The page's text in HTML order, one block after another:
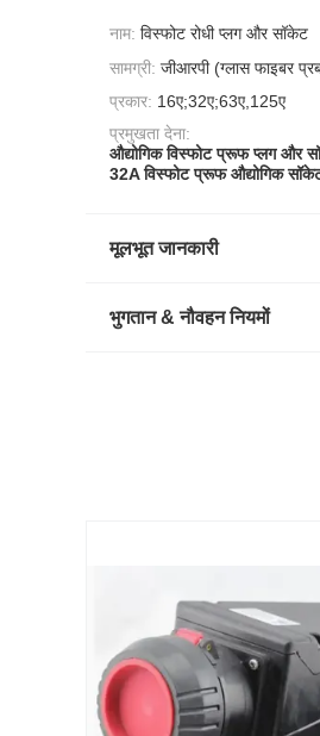
नाम: विस्फोट रोधी प्लग और सॉकेट
सामग्री: जीआरपी (ग्लास फाइबर
प्रकार: 16ए;32ए;63ए,125ए
प्रमुखता देना:
औद्योगिक विस्फोट प्रूफ प्लग और
32A विस्फोट प्रूफ औद्योगिक
मूलभूत जानकारी
भुगतान & नौवहन नियमों